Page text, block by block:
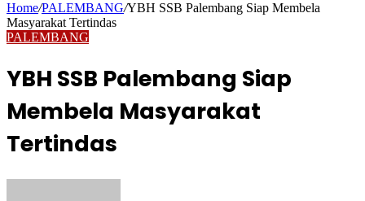
Home/PALEMBANG/YBH SSB Palembang Siap Membela
Masyarakat Tertindas
PALEMBANG
YBH SSB Palembang Siap
Membela Masyarakat
Tertindas